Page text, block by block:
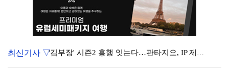
'김부장' 시즌2 흥행 잇는다…판타지오, IP 제작·매…
최신기사 ▽